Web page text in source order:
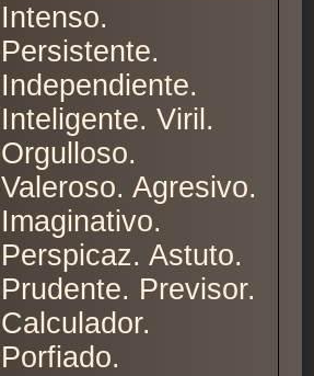
Intenso.
Persistente.
Independiente.
Inteligente. Viril.
Orgulloso.
Valeroso. Agresivo.
Imaginativo.
Perspicaz. Astuto.
Prudente. Previsor.
Calculador.
Porfiado.